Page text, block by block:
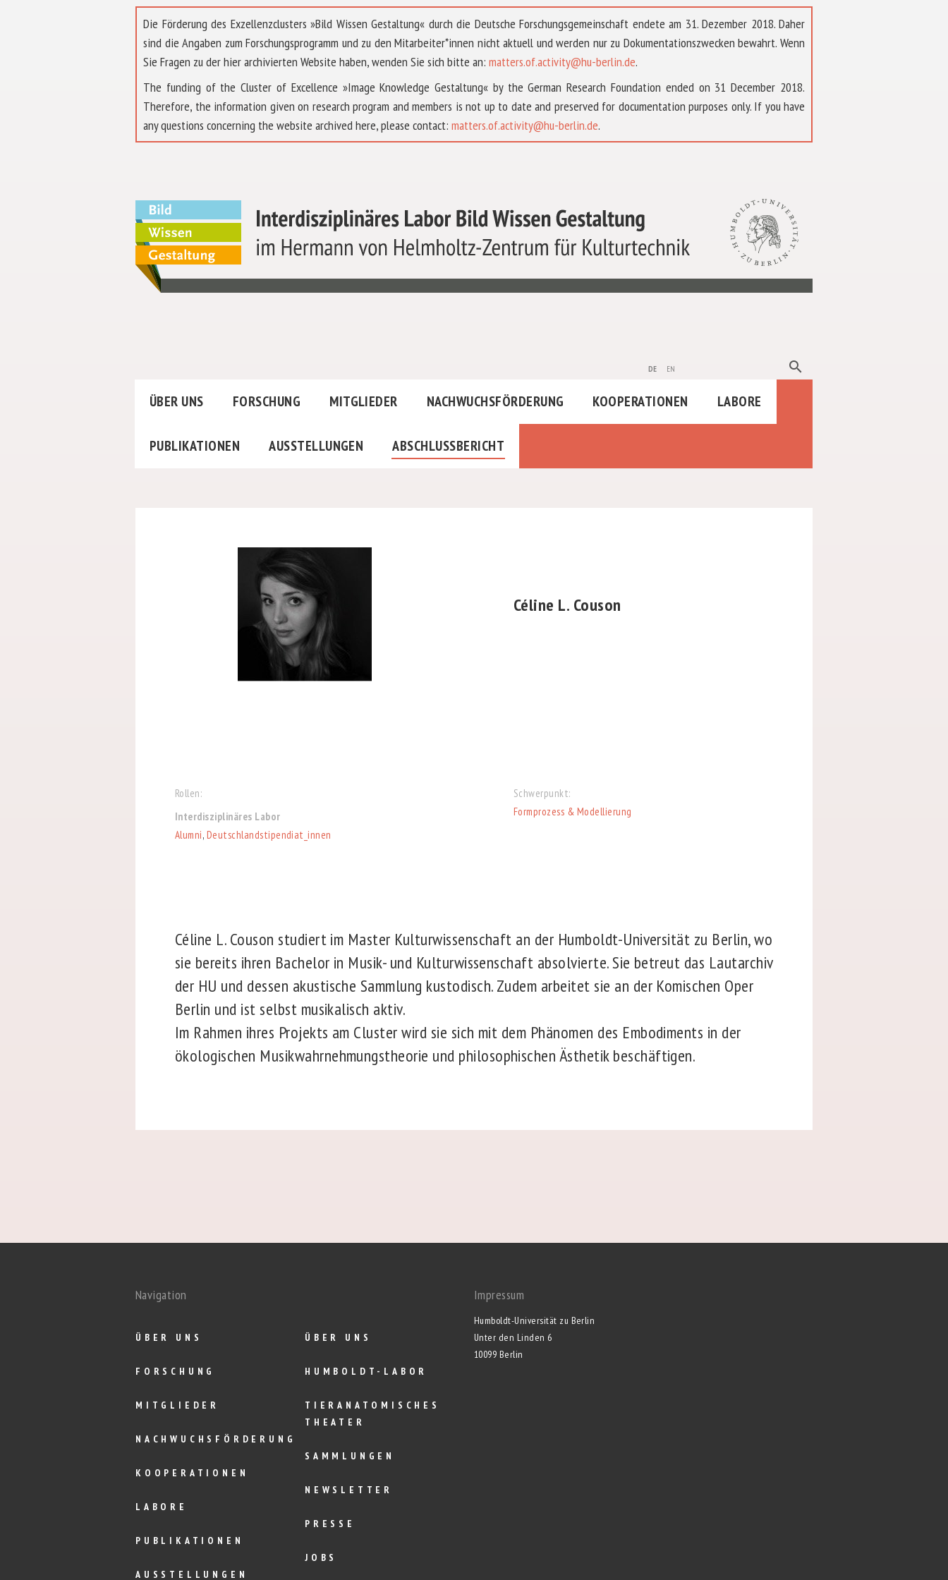
Die Förderung des Exzellenzclusters »Bild Wissen Gestaltung« durch die Deutsche Forschungsgemeinschaft endete am 31. Dezember 2018. Daher
sind die Angaben zum Forschungsprogramm und zu den Mitarbeiter*innen nicht aktuell und werden nur zu Dokumentationszwecken bewahrt. Wenn
Sie Fragen zu der hier archivierten Website haben, wenden Sie sich bitte an: matters.of.activity@hu-berlin.de.
The funding of the Cluster of Excellence »Image Knowledge Gestaltung« by the German Research Foundation ended on 31 December 2018.
Therefore, the information given on research program and members is not up to date and preserved for documentation purposes only. If you have
any questions concerning the website archived here, please contact: matters.of.activity@hu-berlin.de.
de en search
ÜBER UNS FORSCHUNG MITGLIEDER NACHWUCHSFÖRDERUNG KOOPERATIONEN LABORE
PUBLIKATIONEN AUSSTELLUNGEN ABSCHLUSSBERICHT
Céline L. Couson
Rollen:
Interdisziplinäres Labor
Alumni, Deutschlandstipendiat_innen
Schwerpunkt:
Formprozess & Modellierung
Céline L. Couson studiert im Master Kulturwissenschaft an der Humboldt-Universität zu Berlin, wo
sie bereits ihren Bachelor in Musik- und Kulturwissenschaft absolvierte. Sie betreut das Lautarchiv
der HU und dessen akustische Sammlung kustodisch. Zudem arbeitet sie an der Komischen Oper
Berlin und ist selbst musikalisch aktiv.
Im Rahmen ihres Projekts am Cluster wird sie sich mit dem Phänomen des Embodiments in der
ökologischen Musikwahrnehmungstheorie und philosophischen Ästhetik beschäftigen.
Navigation
ÜBER UNS
FORSCHUNG
MITGLIEDER
NACHWUCHSFÖRDERUNG
KOOPERATIONEN
LABORE
PUBLIKATIONEN
AUSSTELLUNGEN
ÜBER UNS
HUMBOLDT-LABOR
TIERANATOMISCHES
THEATER
SAMMLUNGEN
NEWSLETTER
PRESSE
JOBS
Impressum
Humboldt-Universität zu Berlin
Unter den Linden 6
10099 Berlin